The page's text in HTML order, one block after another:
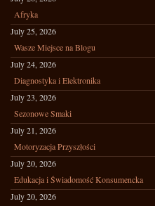
Afryka
July 25, 2026
Wasze Miejsce na Blogu
July 24, 2026
Diagnostyka i Elektronika
July 23, 2026
Sezonowe Smaki
July 21, 2026
Motoryzacja Przyszłości
July 20, 2026
Edukacja i Świadomość Konsumencka
July 20, 2026